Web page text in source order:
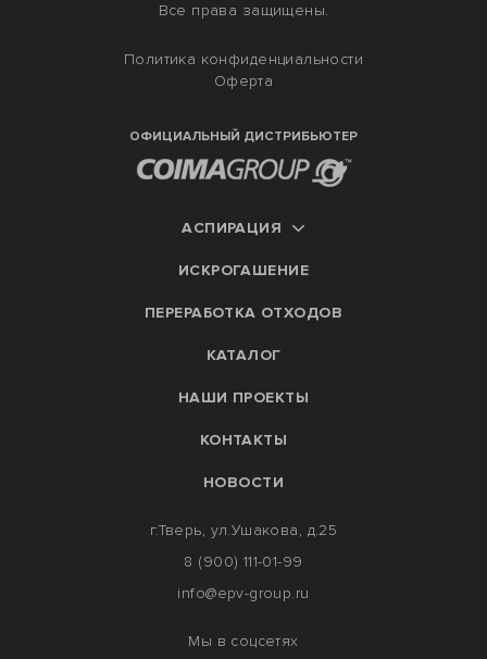
Все права защищены.
Политика конфиденциальности
Оферта
ОФИЦИАЛЬНЫЙ ДИСТРИБЬЮТЕР
г.Тверь, ул.Ушакова, д.25
8 (900) 111-01-99
info@epv-group.ru
АСПИРАЦИЯ
ИСКРОГАШЕНИЕ
ПЕРЕРАБОТКА ОТХОДОВ
КАТАЛОГ
НАШИ ПРОЕКТЫ
КОНТАКТЫ
НОВОСТИ
Мы в соцсетях